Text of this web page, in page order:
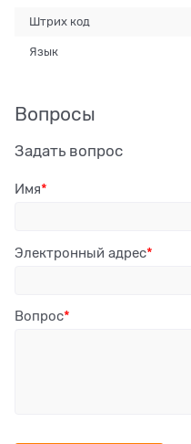
Штрих код
Язык
Вопросы
Задать вопрос
Имя
Электронный адрес
Вопрос